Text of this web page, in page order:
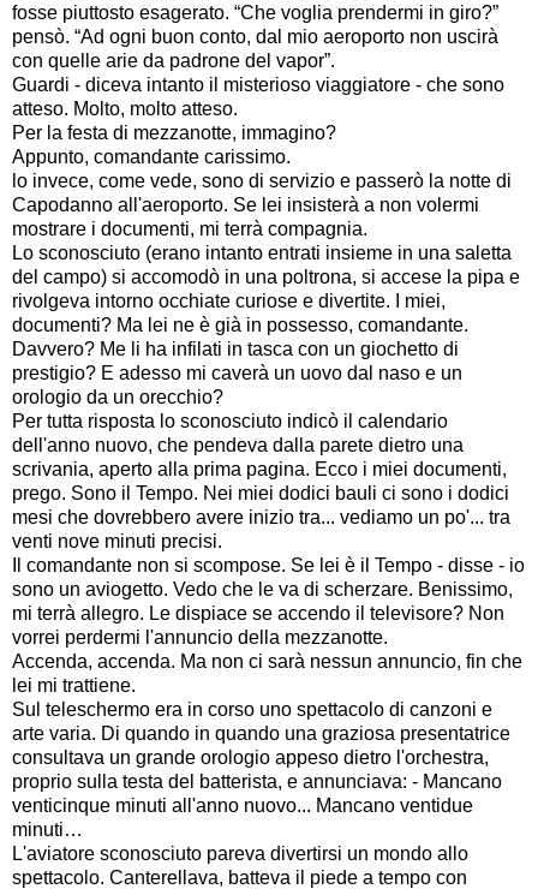
fosse piuttosto esagerato. “Che voglia prendermi in giro?”
pensò. “Ad ogni buon conto, dal mio aeroporto non uscirà
con quelle arie da padrone del vapor”.
Guardi - diceva intanto il misterioso viaggiatore - che sono
atteso. Molto, molto atteso.
Per la festa di mezzanotte, immagino?
Appunto, comandante carissimo.
lo invece, come vede, sono di servizio e passerò la notte di
Capodanno all'aeroporto. Se lei insisterà a non volermi
mostrare i documenti, mi terrà compagnia.
Lo sconosciuto (erano intanto entrati insieme in una saletta
del campo) si accomodò in una poltrona, si accese la pipa e
rivolgeva intorno occhiate curiose e divertite. I miei,
documenti? Ma lei ne è già in possesso, comandante.
Davvero? Me li ha infilati in tasca con un giochetto di
prestigio? E adesso mi caverà un uovo dal naso e un
orologio da un orecchio?
Per tutta risposta lo sconosciuto indicò il calendario
dell'anno nuovo, che pendeva dalla parete dietro una
scrivania, aperto alla prima pagina. Ecco i miei documenti,
prego. Sono il Tempo. Nei miei dodici bauli ci sono i dodici
mesi che dovrebbero avere inizio tra... vediamo un po'... tra
venti nove minuti precisi.
Il comandante non si scompose. Se lei è il Tempo - disse - io
sono un aviogetto. Vedo che le va di scherzare. Benissimo,
mi terrà allegro. Le dispiace se accendo il televisore? Non
vorrei perdermi l'annuncio della mezzanotte.
Accenda, accenda. Ma non ci sarà nessun annuncio, fin che
lei mi trattiene.
Sul teleschermo era in corso uno spettacolo di canzoni e
arte varia. Di quando in quando una graziosa presentatrice
consultava un grande orologio appeso dietro l'orchestra,
proprio sulla testa del batterista, e annunciava: - Mancano
venticinque minuti all'anno nuovo... Mancano ventidue
minuti…
L'aviatore sconosciuto pareva divertirsi un mondo allo
spettacolo. Canterellava, batteva il piede a tempo con